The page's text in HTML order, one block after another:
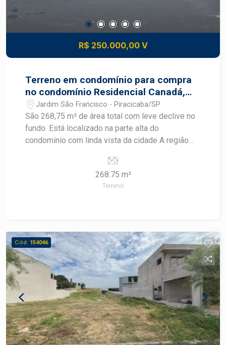
R$ 250.000,00 V
Terreno em condomínio para compra
no condomínio Residencial Canadá,
bairro Jardim São Francisco / Bongue
em PiracicabaSP.
Jardim São Francisco - Piracicaba/SP
São 268,75 m² de área total com leve declive no
fundo. Está localizado na parte alta do
condomínio com linda vista da cidade A região
Parque da Rua do Porto. Localização em franco
crescimento e valorização. O condomínio possui
lazer completo e portaria 24h.
268.75 m²
Terreno
Cód. 154046